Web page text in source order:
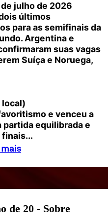
de julho de 2026
últimos
para as semifinais da
Argentina e
suas vagas
Suíça e Noruega,
local)
e venceu a
partida equilibrada e
de 20 - Sobre